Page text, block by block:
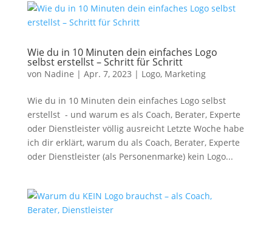
Wie du in 10 Minuten dein einfaches Logo
selbst erstellst – Schritt für Schritt
von Nadine | Apr. 7, 2023 | Logo, Marketing
Wie du in 10 Minuten dein einfaches Logo selbst
erstellst - und warum es als Coach, Berater, Experte
oder Dienstleister völlig ausreicht Letzte Woche habe
ich dir erklärt, warum du als Coach, Berater, Experte
oder Dienstleister (als Personenmarke) kein Logo...